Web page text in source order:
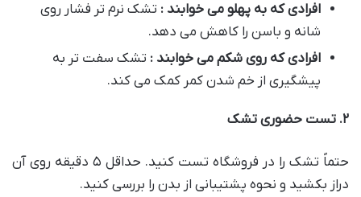
افرادی که به پهلو می خوابند : تشک نرم تر فشار روی
شانه و باسن را کاهش می دهد.
افرادی که روی شکم می خوابند : تشک سفت تر به
پیشگیری از خم شدن کمر کمک می کند.
۲. تست حضوری تشک
حتماً تشک را در فروشگاه تست کنید. حداقل ۵ دقیقه روی آن
دراز بکشید و نحوه پشتیبانی از بدن را بررسی کنید.